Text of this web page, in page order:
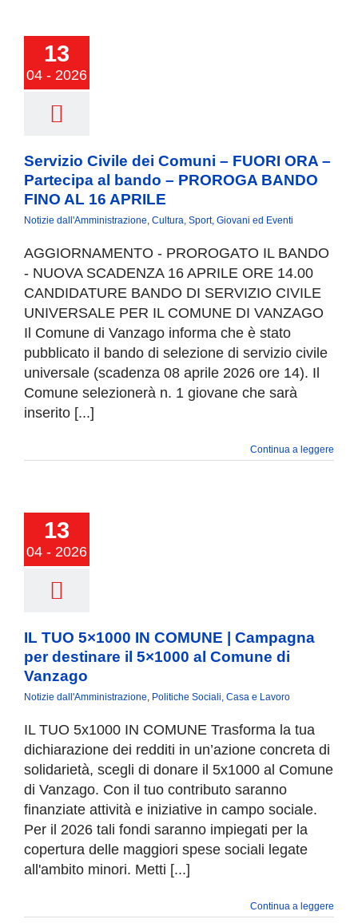
13
04 - 2026
Partecipa al
PROROGA
FINO AL 16
Servizio Civile dei Comuni – FUORI ORA –
Partecipa al bando – PROROGA BANDO
FINO AL 16 APRILE
Notizie dall'Amministrazione, Cultura, Sport, Giovani ed Eventi
AGGIORNAMENTO - PROROGATO IL BANDO
- NUOVA SCADENZA 16 APRILE ORE 14.00
CANDIDATURE BANDO DI SERVIZIO CIVILE
UNIVERSALE PER IL COMUNE DI VANZAGO
Il Comune di Vanzago informa che è stato
pubblicato il bando di selezione di servizio civile
universale (scadenza 08 aprile 2026 ore 14). Il
Comune selezionerà n. 1 giovane che sarà
inserito [...]
Continua a leggere
13
04 - 2026
per
il 5×1000
di
IL TUO 5×1000 IN COMUNE | Campagna
per destinare il 5×1000 al Comune di
Vanzago
Notizie dall'Amministrazione, Politiche Sociali, Casa e Lavoro
IL TUO 5x1000 IN COMUNE Trasforma la tua
dichiarazione dei redditi in un’azione concreta di
solidarietà, scegli di donare il 5x1000 al Comune
di Vanzago. Con il tuo contributo saranno
finanziate attività e iniziative in campo sociale.
Per il 2026 tali fondi saranno impiegati per la
copertura delle maggiori spese sociali legate
all'ambito minori. Metti [...]
Continua a leggere